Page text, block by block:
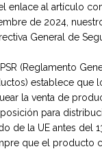
enlace al artículo
de 2024,
General de
(Reglamento
establece que
la venta de
para
de la UE antes del
que el producto